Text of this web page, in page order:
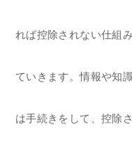
れば控除されない仕組
ていきます。情報や知
は手続きをして、控除